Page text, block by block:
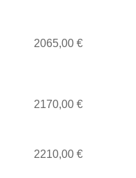
2065,00 €
2170,00 €
2210,00 €